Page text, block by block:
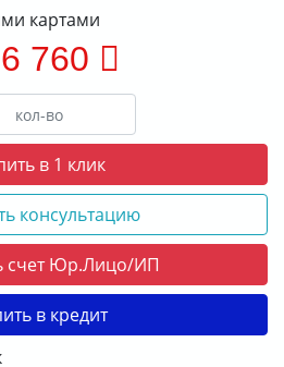
760
в 1 клик
консультацию
счет Юр.Лицо/ИП
в кредит